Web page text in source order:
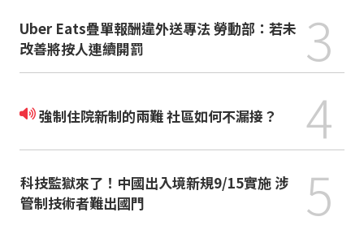
Uber Eats疊單報酬違外送專法 勞動部：若未
改善將按人連續開罰
3
強制住院新制的兩難 社區如何不漏接？ 4
科技監獄來了！中國出入境新規9/15實施 涉
管制技術者難出國門
5